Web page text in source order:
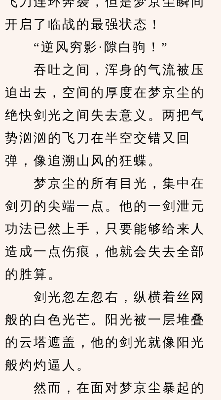
开启了临战的最强状态！
“逆风穷影·隙白驹！”
吞吐之间，浑身的气流被压
迫出去，空间的厚度在梦京尘的
绝快剑光之间失去意义。两把气
势汹汹的飞刀在半空交错又回
弹，像追溯山风的狂蝶。
梦京尘的所有目光，集中在
剑刃的尖端一点。他的一剑泄元
功法已然上手，只要能够给来人
造成一点伤痕，他就会失去全部
的胜算。
剑光忽左忽右，纵横着丝网
般的白色光芒。阳光被一层堆叠
的云塔遮盖，他的剑光就像阳光
般灼灼逼人。
然而，在面对梦京尘暴起的